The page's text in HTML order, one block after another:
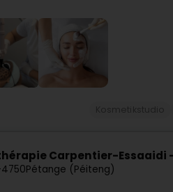
Carpentier-Essaaidi
4750Pétange (Péiteng)